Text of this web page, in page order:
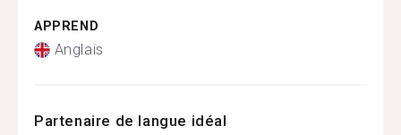
APPREND
Anglais
Partenaire de langue idéal